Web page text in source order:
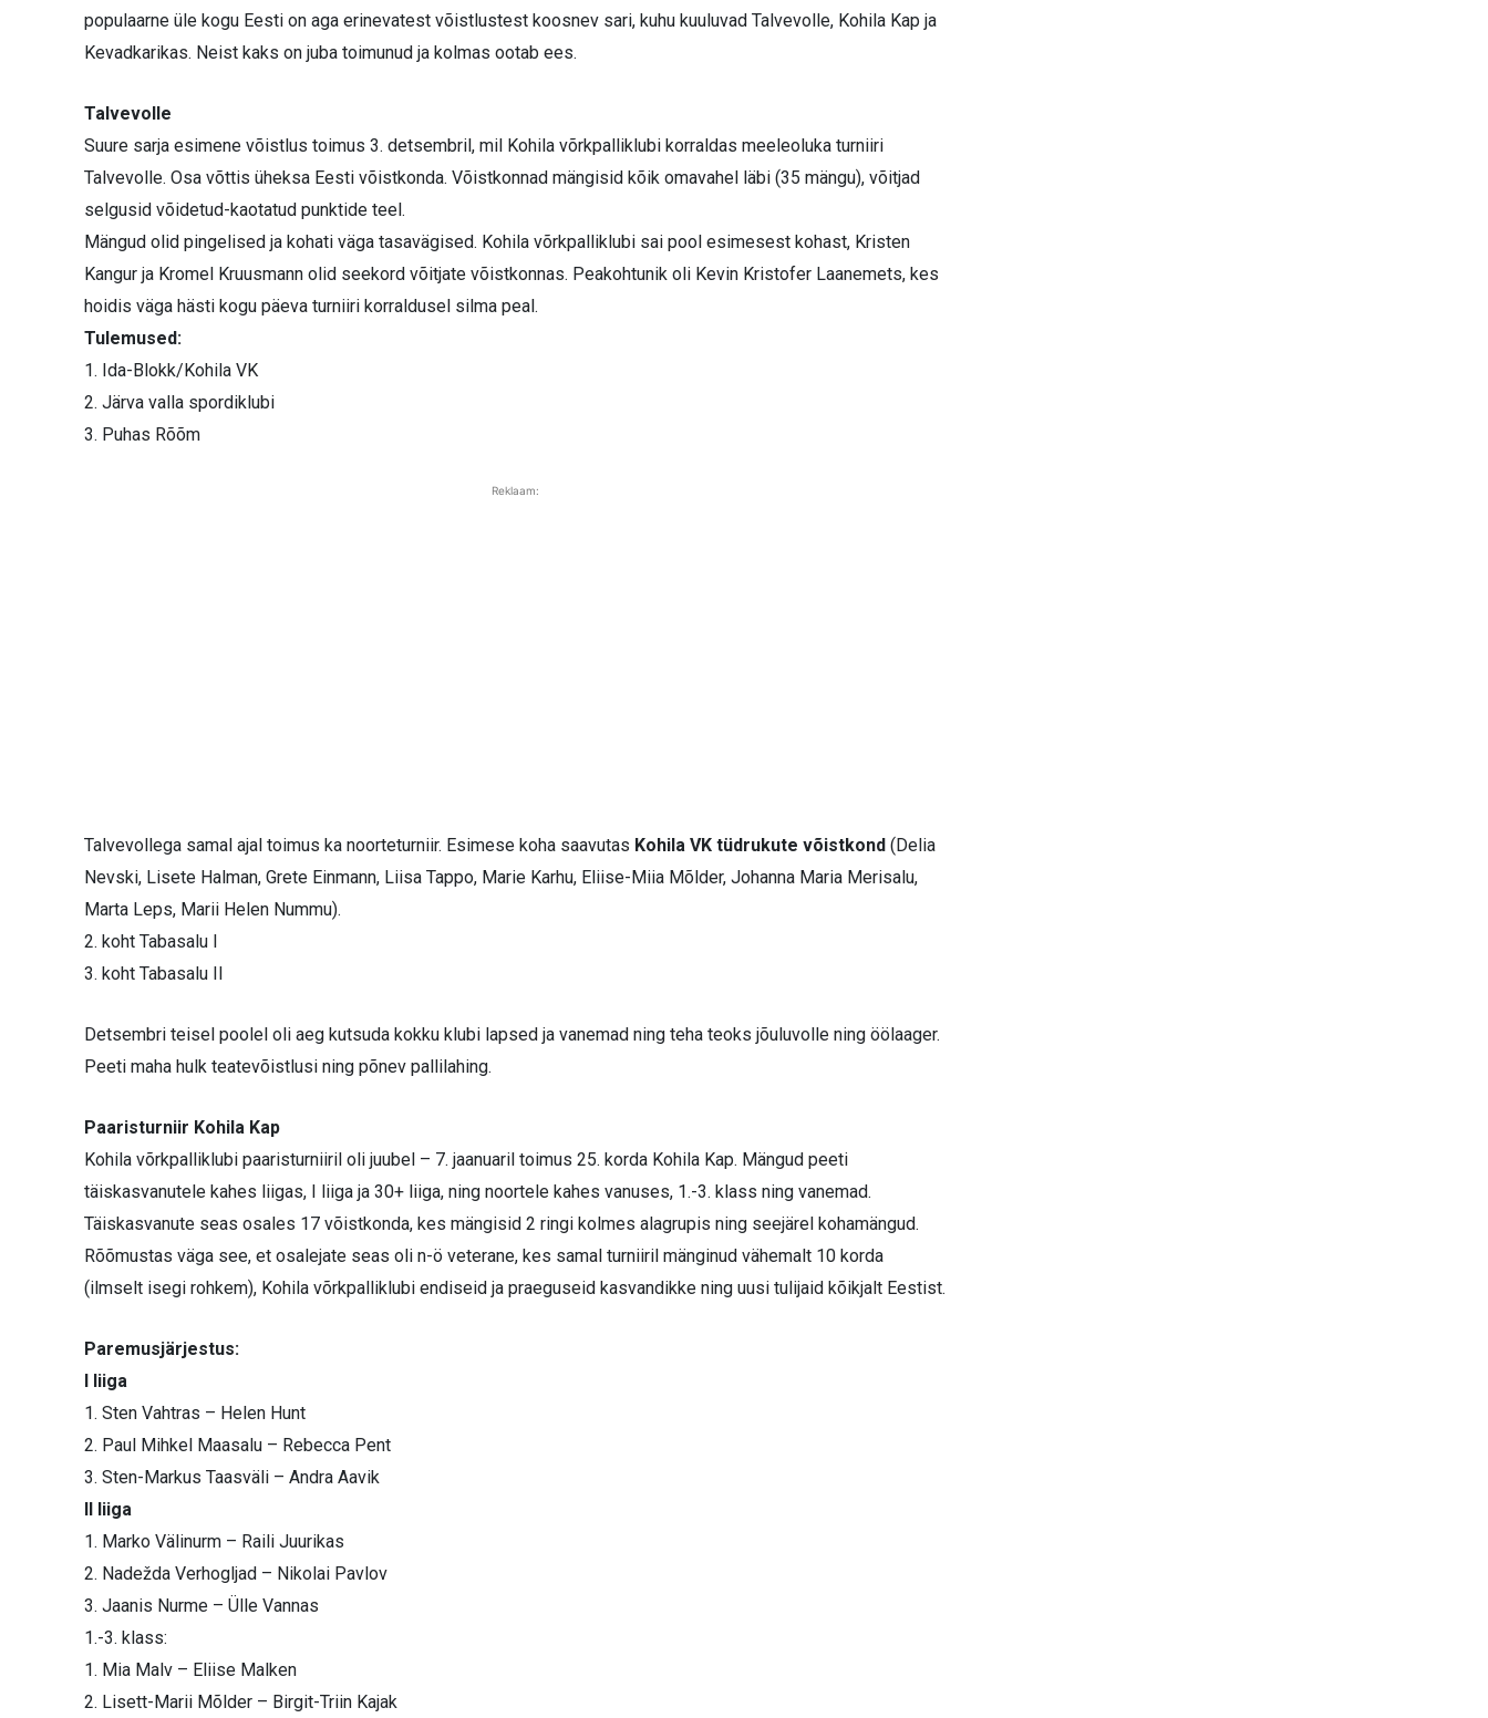
populaarne üle kogu Eesti on aga erinevatest võistlustest koosnev sari, kuhu kuuluvad Talvevolle, Kohila Kap ja
Kevadkarikas. Neist kaks on juba toimunud ja kolmas ootab ees.
Talvevolle
Suure sarja esimene võistlus toimus 3. detsembril, mil Kohila võrkpalliklubi korraldas meeleoluka turniiri
Talvevolle. Osa võttis üheksa Eesti võistkonda. Võistkonnad mängisid kõik omavahel läbi (35 mängu), võitjad
selgusid võidetud-kaotatud punktide teel.
Mängud olid pingelised ja kohati väga tasavägised. Kohila võrkpalliklubi sai pool esimesest kohast, Kristen
Kangur ja Kromel Kruusmann olid seekord võitjate võistkonnas. Peakohtunik oli Kevin Kristofer Laanemets, kes
hoidis väga hästi kogu päeva turniiri korraldusel silma peal.
Tulemused:
1. Ida-Blokk/Kohila VK
2. Järva valla spordiklubi
3. Puhas Rõõm
Reklaam:
Talvevollega samal ajal toimus ka noorteturniir. Esimese koha saavutas Kohila VK tüdrukute võistkond (Delia
Nevski, Lisete Halman, Grete Einmann, Liisa Tappo, Marie Karhu, Eliise-Miia Mõlder, Johanna Maria Merisalu,
Marta Leps, Marii Helen Nummu).
2. koht Tabasalu I
3. koht Tabasalu II
Detsembri teisel poolel oli aeg kutsuda kokku klubi lapsed ja vanemad ning teha teoks jõuluvolle ning öölaager.
Peeti maha hulk teatevõistlusi ning põnev pallilahing.
Paaristurniir Kohila Kap
Kohila võrkpalliklubi paaristurniiril oli juubel – 7. jaanuaril toimus 25. korda Kohila Kap. Mängud peeti
täiskasvanutele kahes liigas, I liiga ja 30+ liiga, ning noortele kahes vanuses, 1.-3. klass ning vanemad.
Täiskasvanute seas osales 17 võistkonda, kes mängisid 2 ringi kolmes alagrupis ning seejärel kohamängud.
Rõõmustas väga see, et osalejate seas oli n-ö veterane, kes samal turniiril mänginud vähemalt 10 korda
(ilmselt isegi rohkem), Kohila võrkpalliklubi endiseid ja praeguseid kasvandikke ning uusi tulijaid kõikjalt Eestist.
Paremusjärjestus:
I liiga
1. Sten Vahtras – Helen Hunt
2. Paul Mihkel Maasalu – Rebecca Pent
3. Sten-Markus Taasväli – Andra Aavik
II liiga
1. Marko Välinurm – Raili Juurikas
2. Nadežda Verhogljad – Nikolai Pavlov
3. Jaanis Nurme – Ülle Vannas
1.-3. klass:
1. Mia Malv – Eliise Malken
2. Lisett-Marii Mõlder – Birgit-Triin Kajak